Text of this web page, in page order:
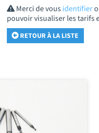
Merci de vousidentifier
pouvoir visualiser les tarifs
RETOUR À LA LISTE